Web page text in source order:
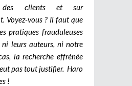
des clients et sur
Voyez-vous ? Il faut que
pratiques frauduleuses
ni leurs auteurs, ni notre
la recherche effrénée
pas tout justifier. Haro
!